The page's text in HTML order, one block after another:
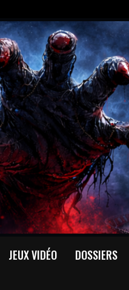
JEUX VIDÉO DOSSIERS